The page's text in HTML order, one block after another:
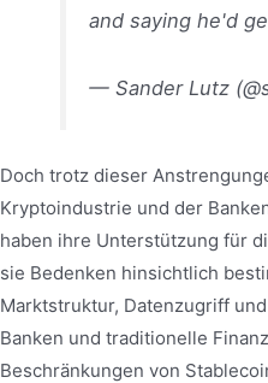
and saying he'd
— Sander Lutz
Doch trotz dieser
Kryptoindustrie und der
haben ihre Unterstützung für
sie Bedenken hinsichtlich
Marktstruktur, Datenzugriff
Banken und traditionelle
Beschränkungen von